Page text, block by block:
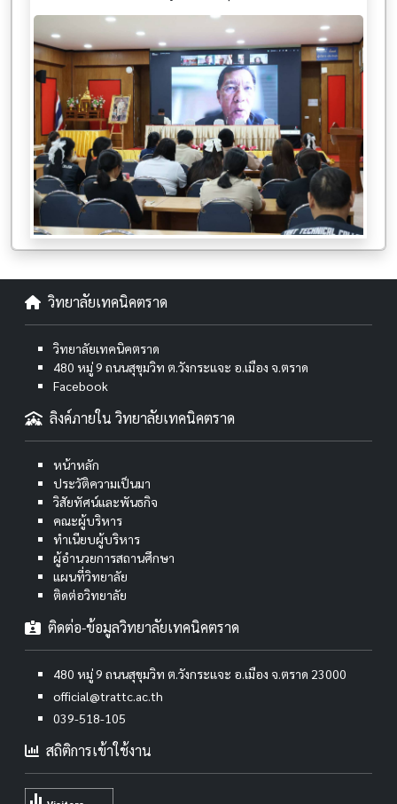
วิทยาลัยเทคนิคตราด
วิทยาลัยเทคนิคตราด
480 หมู่ 9 ถนนสุขุมวิท ต.วังกระแจะ อ.เมือง จ.ตราด
Facebook
ลิงค์ภายใน วิทยาลัยเทคนิคตราด
หน้าหลัก
ประวัติความเป็นมา
วิสัยทัศน์และพันธกิจ
คณะผู้บริหาร
ทำเนียบผู้บริหาร
ผู้อำนวยการสถานศึกษา
แผนที่วิทยาลัย
ติดต่อวิทยาลัย
ติดต่อ-ข้อมูลวิทยาลัยเทคนิคตราด
480 หมู่ 9 ถนนสุขุมวิท ต.วังกระแจะ อ.เมือง จ.ตราด 23000
official@trattc.ac.th
039-518-105
สถิติการเข้าใช้งาน